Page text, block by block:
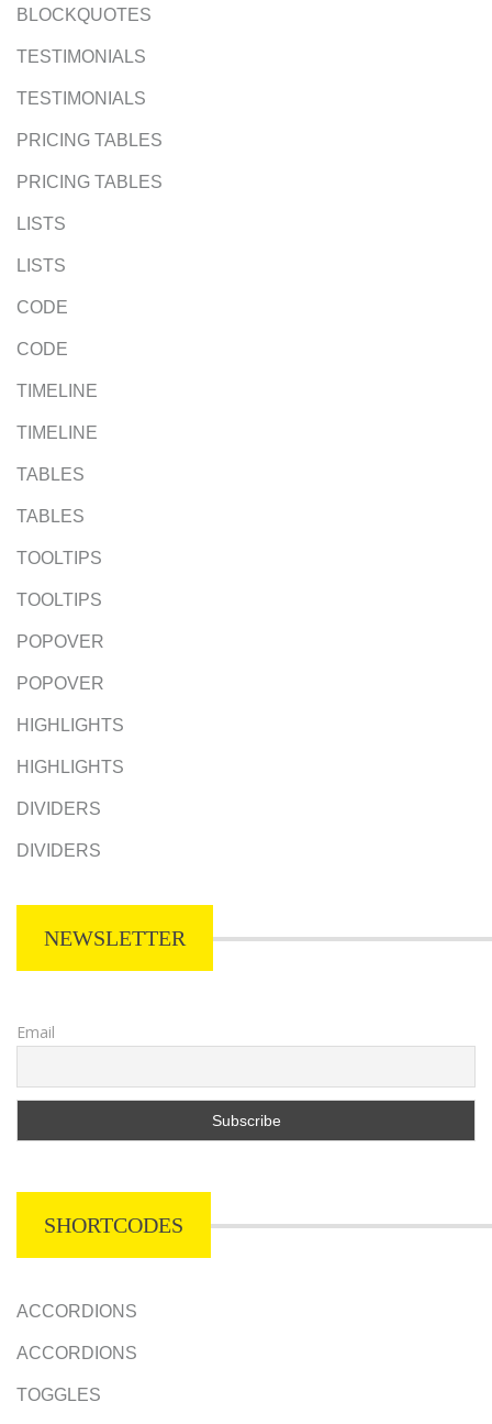
BLOCKQUOTES
TESTIMONIALS
TESTIMONIALS
PRICING TABLES
PRICING TABLES
LISTS
LISTS
CODE
CODE
TIMELINE
TIMELINE
TABLES
TABLES
TOOLTIPS
TOOLTIPS
POPOVER
POPOVER
HIGHLIGHTS
HIGHLIGHTS
DIVIDERS
DIVIDERS
NEWSLETTER
Email
SHORTCODES
ACCORDIONS
ACCORDIONS
TOGGLES